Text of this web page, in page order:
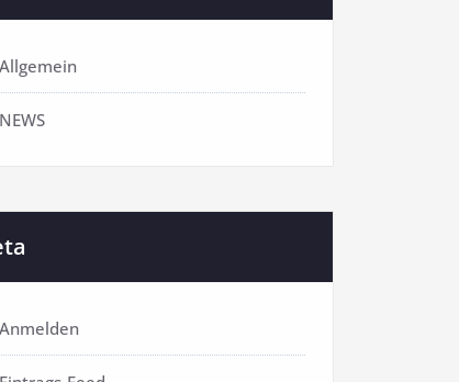
Allgemein
NEWS
Anmelden